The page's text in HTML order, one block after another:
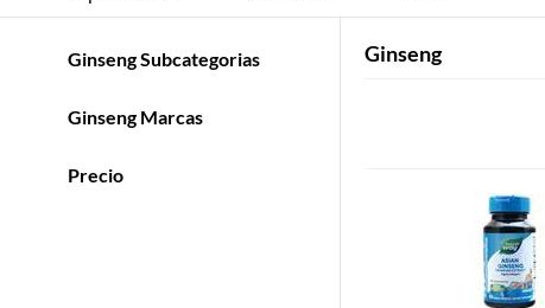
Ginseng Subcategorias
Ginseng Marcas
Precio
Ginseng